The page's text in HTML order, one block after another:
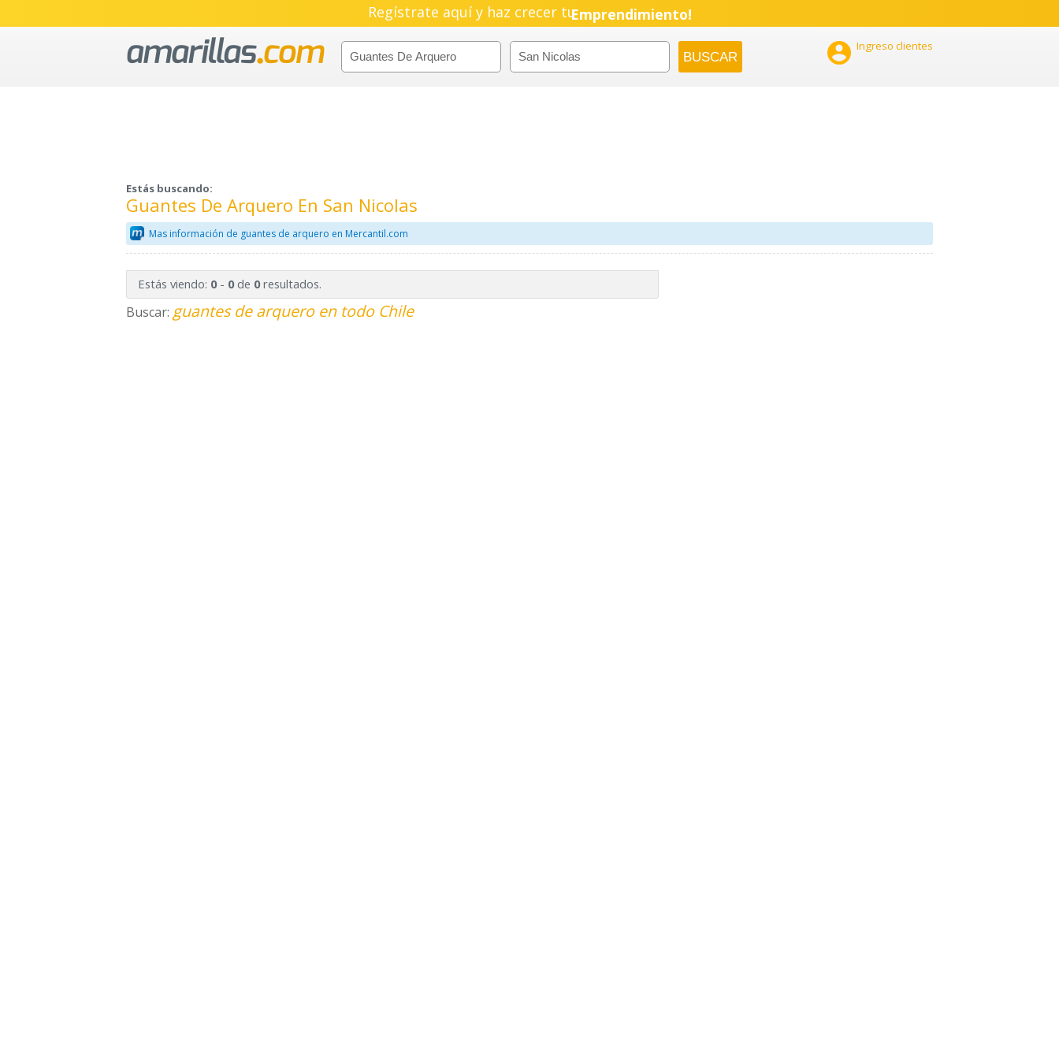
Regístrate aquí y haz crecer tuEmprendimiento!
 Ingreso clientes
Estás buscando:
Guantes De Arquero En San Nicolas
Mas información de guantes de arquero en Mercantil.com
Estás viendo: 0- 0de 0resultados.
Buscar: guantes de arquero en todo Chile